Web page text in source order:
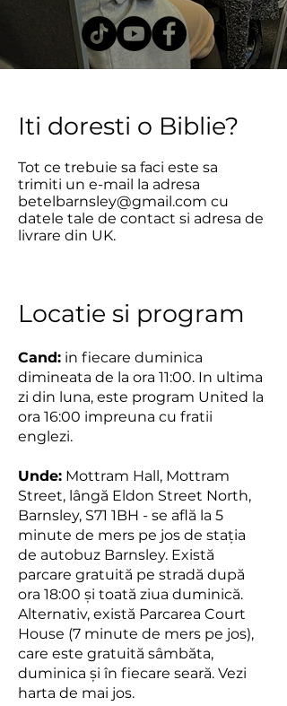
Iti doresti o Biblie?
Tot ce trebuie sa faci este sa
trimiti un e-mail la adresa
betelbarnsley@gmail.com cu
datele tale de contact si adresa de
livrare din UK.
Locatie si program
Cand: in fiecare duminica
dimineata de la ora 11:00. In ultima
zi din luna, este program United la
ora 16:00 impreuna cu fratii
englezi.
Unde: Mottram Hall, Mottram
Street, lângă Eldon Street North,
Barnsley, S71 1BH - se află la 5
minute de mers pe jos de stația
de autobuz Barnsley. Există
parcare gratuită pe stradă după
ora 18:00 și toată ziua duminică.
Alternativ, există Parcarea Court
House (7 minute de mers pe jos),
care este gratuită sâmbăta,
duminica și în fiecare seară. Vezi
harta de mai jos.